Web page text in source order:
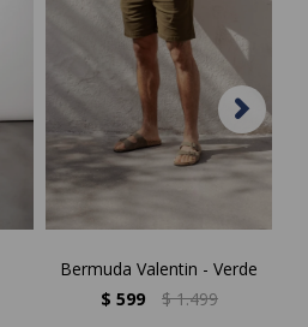
Bermuda Valentin - Verde
$ 599 $ 1.499